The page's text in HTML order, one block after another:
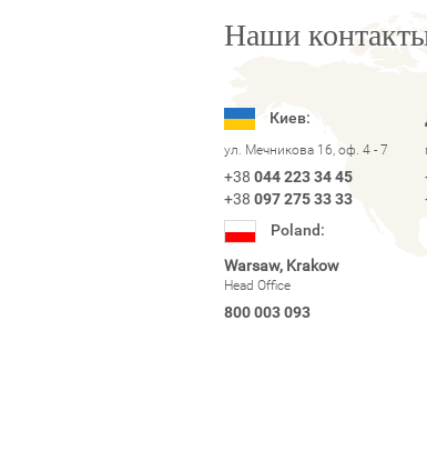
Наши
Киев:
ул. Мечникова 16, оф. 4 - 7
+38 044 223 34 45
+38 097 275 33 33
Poland:
Warsaw, Krakow
Head Office
800 003 093